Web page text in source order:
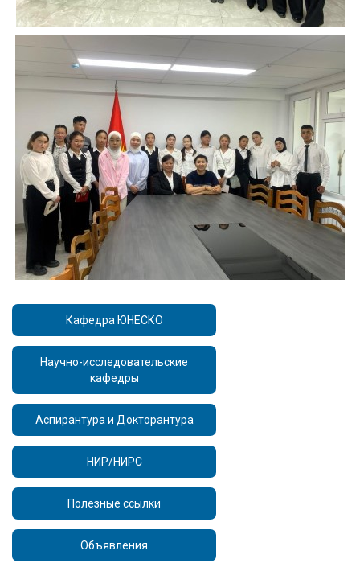
Кафедра ЮНЕСКО
Научно-исследовательские
кафедры
Аспирантура и Докторантура
НИР/НИРС
Полезные ссылки
Объявления